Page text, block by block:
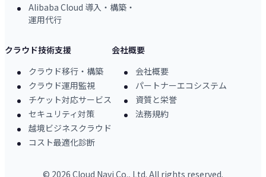
Alibaba Cloud 導入・構築・
運用代行
クラウド技術支援
クラウド移行・構築
クラウド運用監視
チケット対応サービス
セキュリティ対策
越境ビジネスクラウド
コスト最適化診断
会社概要
会社概要
パートナーエコシステム
資質と栄誉
法務規約
© 2026 Cloud Navi Co., Ltd. All rights reserved.